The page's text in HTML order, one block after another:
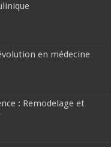
en médecine
: Remodelage et